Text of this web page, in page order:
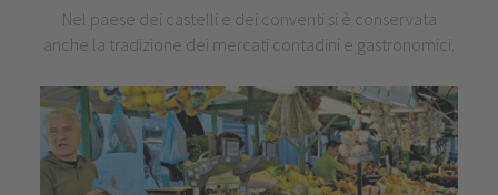
Nel paese dei castelli e dei conventi si è conservata
anche la tradizione dei mercati contadini e gastronomici.